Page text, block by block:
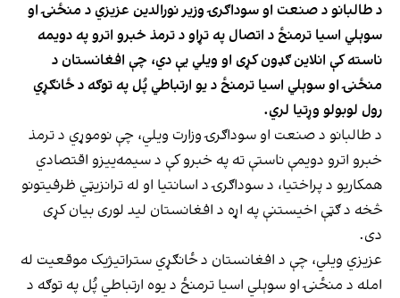
د طالبانو د صنعت او سوداګرۍ وزیر نورالدین عزیزي د منځنۍ او
سوېلي اسیا ترمنځ د اتصال په تړاو د ترمذ خبرو اترو په دویمه
ناسته کې انلاین ګډون کړی او ویلي یې دي، چې افغانستان د
منځنۍ او سوېلي اسیا ترمنځ د یو ارتباطي پُل په توګه د ځانګړي
رول لوبولو وړتیا لري.
د طالبانو د صنعت او سوداګرۍ وزارت ویلي، چې نوموړي د ترمذ
خبرو اترو دویمې ناستې ته په خبرو کې د سیمه‌ییزو اقتصادي
همکاریو د پراختیا، د سوداګرۍ د اسانتیا او له ترانزیټي ظرفیتونو
څخه د ګټې اخیستنې په اړه د افغانستان لید لوری بیان کړی
دی.
عزیزي ویلي، چې د افغانستان د ځانګړي ستراتیژیک موقعیت له
امله د منځنۍ او سوېلي اسیا ترمنځ د یوه ارتباطي پُل په توګه د